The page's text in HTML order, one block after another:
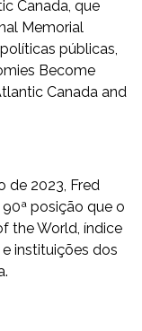
Canada, que
Memorial
públicas,
Become
Canada and
de 2023, Fred
posição que o
the World, índice
instituições dos